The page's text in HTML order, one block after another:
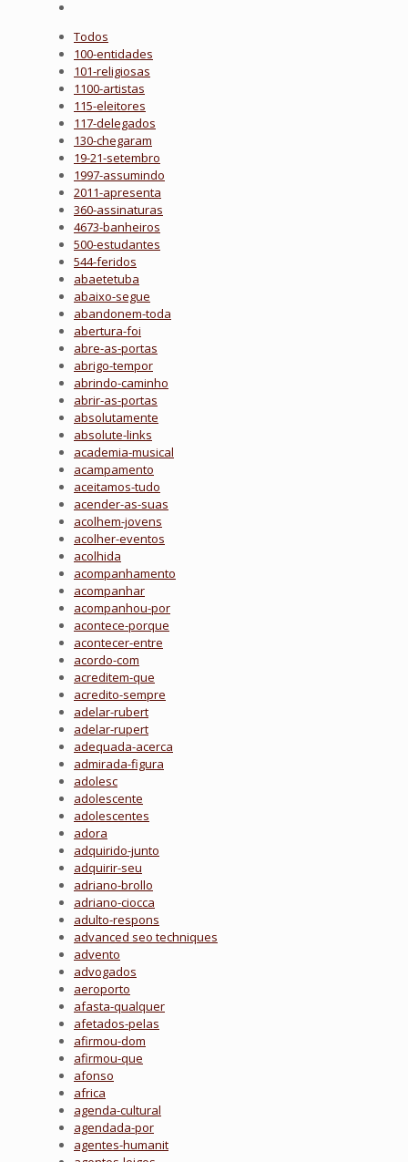
Todos
100-entidades
101-religiosas
1100-artistas
115-eleitores
117-delegados
130-chegaram
19-21-setembro
1997-assumindo
2011-apresenta
360-assinaturas
4673-banheiros
500-estudantes
544-feridos
abaetetuba
abaixo-segue
abandonem-toda
abertura-foi
abre-as-portas
abrigo-tempor
abrindo-caminho
abrir-as-portas
absolutamente
absolute-links
academia-musical
acampamento
aceitamos-tudo
acender-as-suas
acolhem-jovens
acolher-eventos
acolhida
acompanhamento
acompanhar
acompanhou-por
acontece-porque
acontecer-entre
acordo-com
acreditem-que
acredito-sempre
adelar-rubert
adelar-rupert
adequada-acerca
admirada-figura
adolesc
adolescente
adolescentes
adora
adquirido-junto
adquirir-seu
adriano-brollo
adriano-ciocca
adulto-respons
advanced seo techniques
advento
advogados
aeroporto
afasta-qualquer
afetados-pelas
afirmou-dom
afirmou-que
afonso
africa
agenda-cultural
agendada-por
agentes-humanit